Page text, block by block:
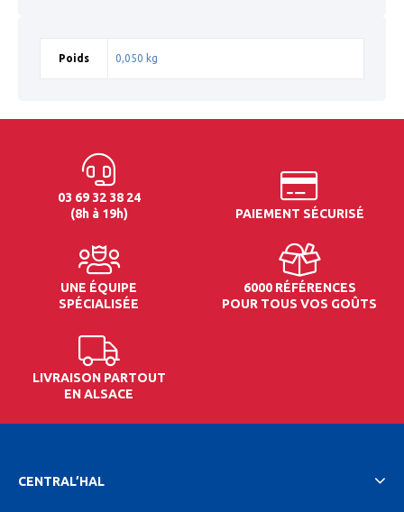
Poids 0,050 kg
03 69 32 38 24
(8h à 19h)
PAIEMENT SÉCURISÉ
UNE ÉQUIPE
SPÉCIALISÉE
6000 RÉFÉRENCES
POUR TOUS VOS GOÛTS
LIVRAISON PARTOUT
EN ALSACE
CENTRAL’HAL